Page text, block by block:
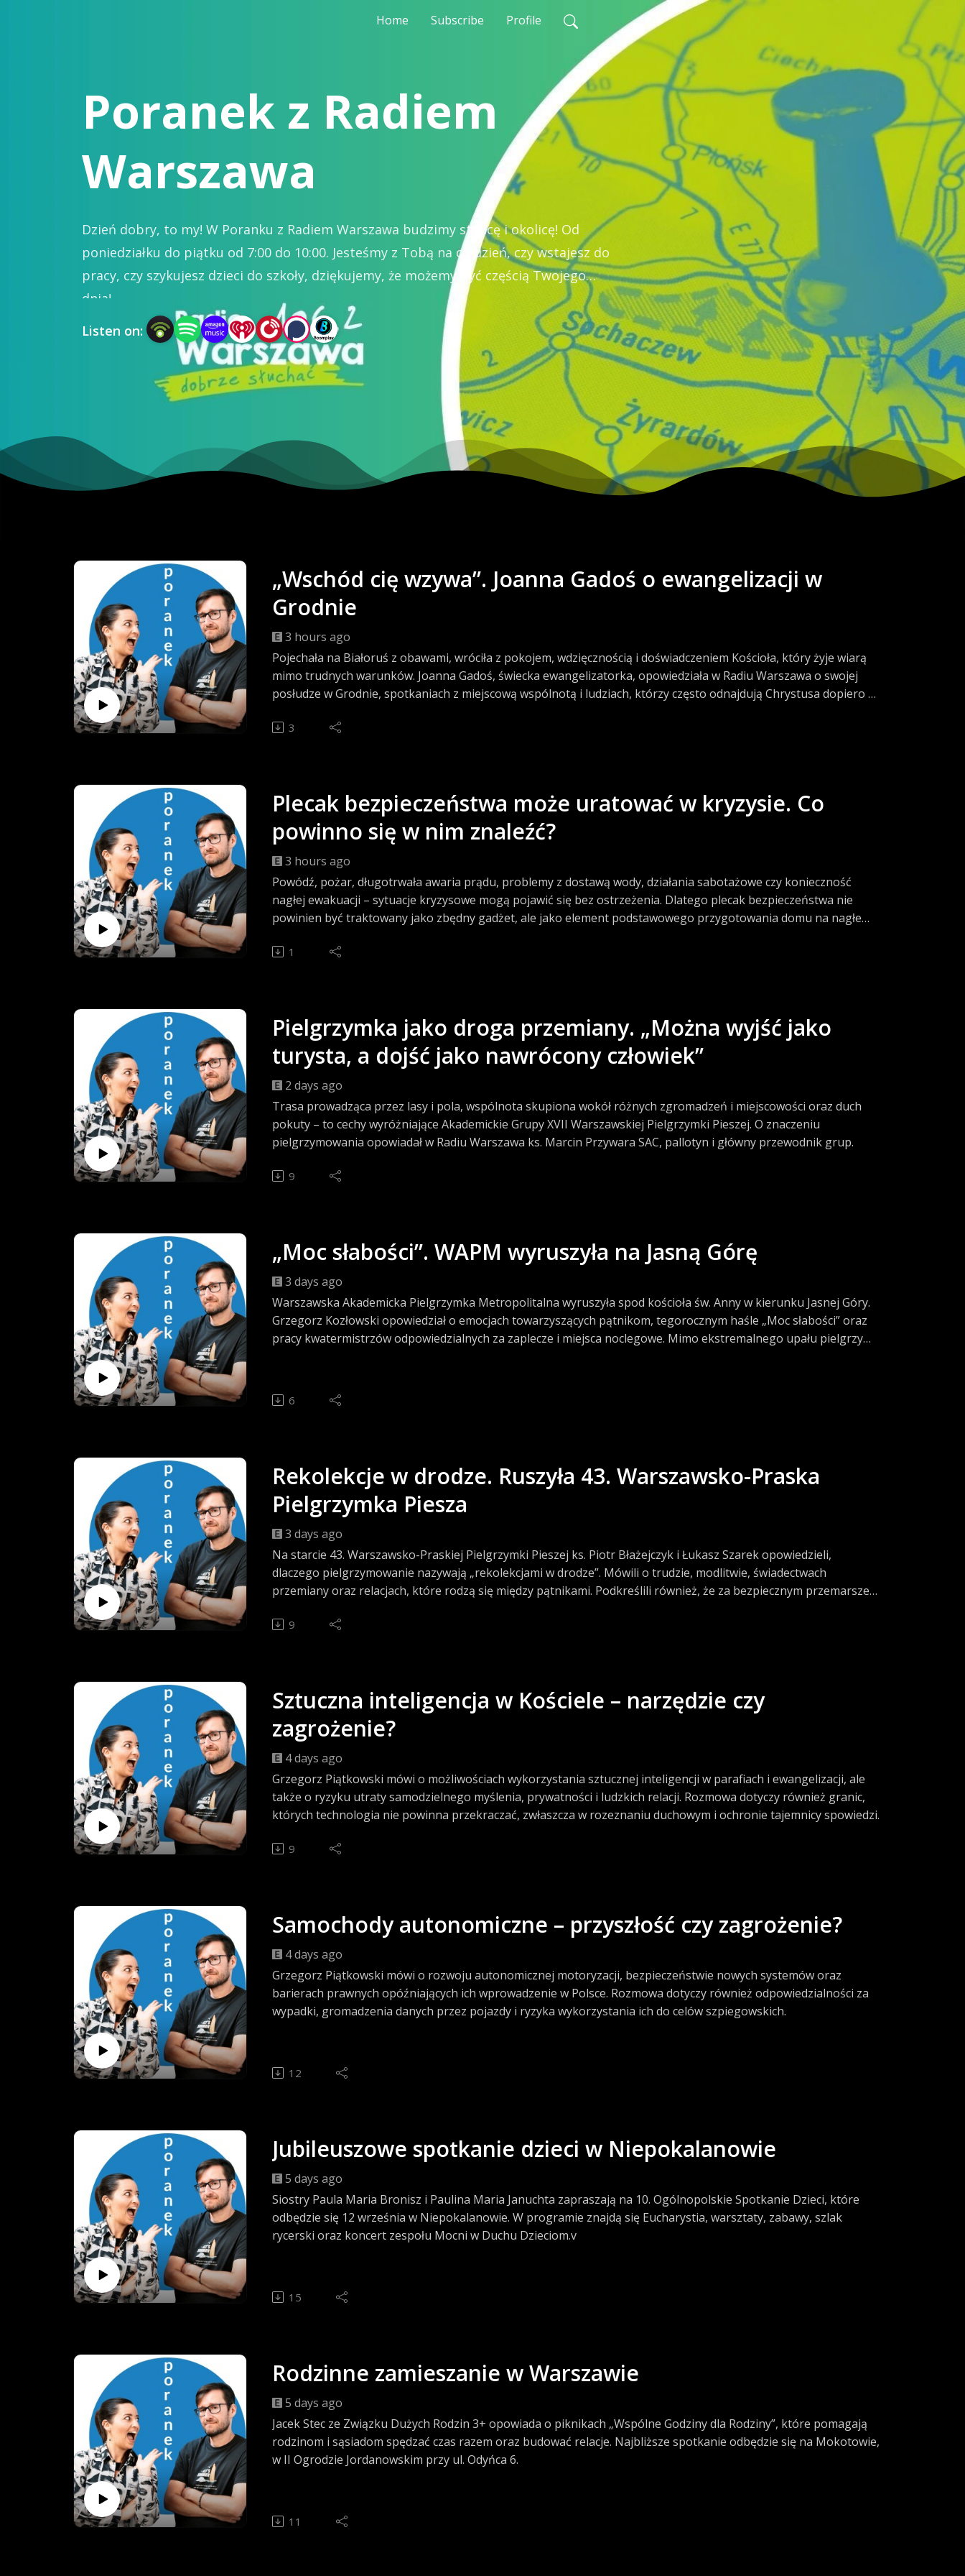
Home Subscribe Profile
Poranek z Radiem
Warszawa
Dzień dobry, to my! W Poranku z Radiem Warszawa budzimy stolicę i okolicę! Od
poniedziałku do piątku od 7:00 do 10:00. Jesteśmy z Tobą na co dzień, czy wstajesz do
pracy, czy szykujesz dzieci do szkoły, dziękujemy, że możemy być częścią Twojego
dnia!
Listen on:
„Wschód cię wzywa”. Joanna Gadoś o ewangelizacji w
Grodnie
3 hours ago
Pojechała na Białoruś z obawami, wróciła z pokojem, wdzięcznością i doświadczeniem Kościoła, który żyje wiarą
mimo trudnych warunków. Joanna Gadoś, świecka ewangelizatorka, opowiedziała w Radiu Warszawa o swojej
posłudze w Grodnie, spotkaniach z miejscową wspólnotą i ludziach, którzy często odnajdują Chrystusa dopiero w
3
Plecak bezpieczeństwa może uratować w kryzysie. Co
powinno się w nim znaleźć?
3 hours ago
Powódź, pożar, długotrwała awaria prądu, problemy z dostawą wody, działania sabotażowe czy konieczność
nagłej ewakuacji – sytuacje kryzysowe mogą pojawić się bez ostrzeżenia. Dlatego plecak bezpieczeństwa nie
powinien być traktowany jako zbędny gadżet, ale jako element podstawowego przygotowania domu na nagłe
1
Pielgrzymka jako droga przemiany. „Można wyjść jako
turysta, a dojść jako nawrócony człowiek”
2 days ago
Trasa prowadząca przez lasy i pola, wspólnota skupiona wokół różnych zgromadzeń i miejscowości oraz duch
pokuty – to cechy wyróżniające Akademickie Grupy XVII Warszawskiej Pielgrzymki Pieszej. O znaczeniu
pielgrzymowania opowiadał w Radiu Warszawa ks. Marcin Przywara SAC, pallotyn i główny przewodnik grup.
9
„Moc słabości”. WAPM wyruszyła na Jasną Górę
3 days ago
Warszawska Akademicka Pielgrzymka Metropolitalna wyruszyła spod kościoła św. Anny w kierunku Jasnej Góry.
Grzegorz Kozłowski opowiedział o emocjach towarzyszących pątnikom, tegorocznym haśle „Moc słabości” oraz
pracy kwatermistrzów odpowiedzialnych za zaplecze i miejsca noclegowe. Mimo ekstremalnego upału pielgrzymi
6
Rekolekcje w drodze. Ruszyła 43. Warszawsko-Praska
Pielgrzymka Piesza
3 days ago
Na starcie 43. Warszawsko-Praskiej Pielgrzymki Pieszej ks. Piotr Błażejczyk i Łukasz Szarek opowiedzieli,
dlaczego pielgrzymowanie nazywają „rekolekcjami w drodze”. Mówili o trudzie, modlitwie, świadectwach
przemiany oraz relacjach, które rodzą się między pątnikami. Podkreślili również, że za bezpiecznym przemarszem
9
Sztuczna inteligencja w Kościele – narzędzie czy
zagrożenie?
4 days ago
Grzegorz Piątkowski mówi o możliwościach wykorzystania sztucznej inteligencji w parafiach i ewangelizacji, ale
także o ryzyku utraty samodzielnego myślenia, prywatności i ludzkich relacji. Rozmowa dotyczy również granic,
których technologia nie powinna przekraczać, zwłaszcza w rozeznaniu duchowym i ochronie tajemnicy spowiedzi.
9
Samochody autonomiczne – przyszłość czy zagrożenie?
4 days ago
Grzegorz Piątkowski mówi o rozwoju autonomicznej motoryzacji, bezpieczeństwie nowych systemów oraz
barierach prawnych opóźniających ich wprowadzenie w Polsce. Rozmowa dotyczy również odpowiedzialności za
wypadki, gromadzenia danych przez pojazdy i ryzyka wykorzystania ich do celów szpiegowskich.
12
Jubileuszowe spotkanie dzieci w Niepokalanowie
5 days ago
Siostry Paula Maria Bronisz i Paulina Maria Januchta zapraszają na 10. Ogólnopolskie Spotkanie Dzieci, które
odbędzie się 12 września w Niepokalanowie. W programie znajdą się Eucharystia, warsztaty, zabawy, szlak
rycerski oraz koncert zespołu Mocni w Duchu Dzieciom.v
15
Rodzinne zamieszanie w Warszawie
5 days ago
Jacek Stec ze Związku Dużych Rodzin 3+ opowiada o piknikach „Wspólne Godziny dla Rodziny”, które pomagają
rodzinom i sąsiadom spędzać czas razem oraz budować relacje. Najbliższe spotkanie odbędzie się na Mokotowie,
w II Ogrodzie Jordanowskim przy ul. Odyńca 6.
11